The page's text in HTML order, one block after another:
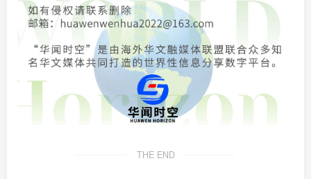
THE END